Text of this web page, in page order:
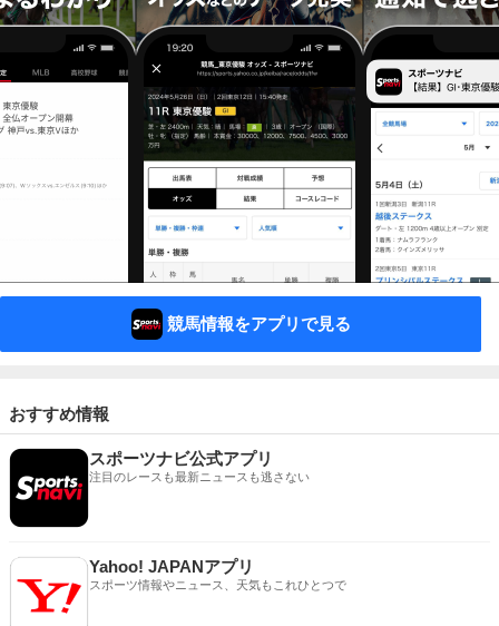
競馬情報をアプリで見る
おすすめ情報
スポーツナビ公式アプリ
注目のレースも最新ニュースも逃さない
Yahoo! JAPANアプリ
スポーツ情報やニュース、天気もこれひとつで